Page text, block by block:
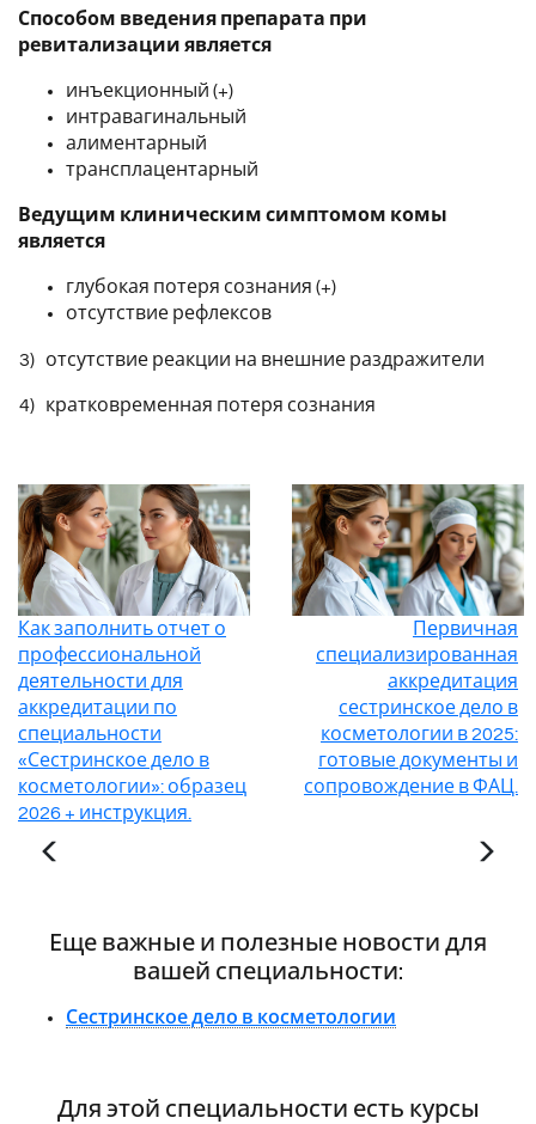
Способом введения препарата при
ревитализации является
инъекционный (+)
интравагинальный
алиментарный
трансплацентарный
Ведущим клиническим симптомом комы
является
глубокая потеря сознания (+)
отсутствие рефлексов
3) отсутствие реакции на внешние раздражители
4) кратковременная потеря сознания
Как заполнить отчет о
профессиональной
деятельности для
аккредитации по
специальности
«Сестринское дело в
косметологии»: образец
2026 + инструкция.
Первичная
специализированная
аккредитация
сестринское дело в
косметологии в 2025:
готовые документы и
сопровождение в ФАЦ.
Еще важные и полезные новости для
вашей специальности:
Сестринское дело в косметологии
Для этой специальности есть курсы